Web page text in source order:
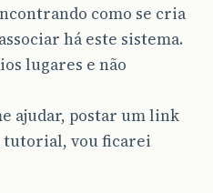
como se cria
há este sistema.
lugares e não
ajudar, postar um link
tutorial, vou ficarei